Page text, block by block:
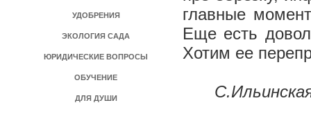
УДОБРЕНИЯ
ЭКОЛОГИЯ САДА
ЮРИДИЧЕСКИЕ ВОПРОСЫ
ОБУЧЕНИЕ
ДЛЯ ДУШИ
главные
Еще есть
Хотим ее